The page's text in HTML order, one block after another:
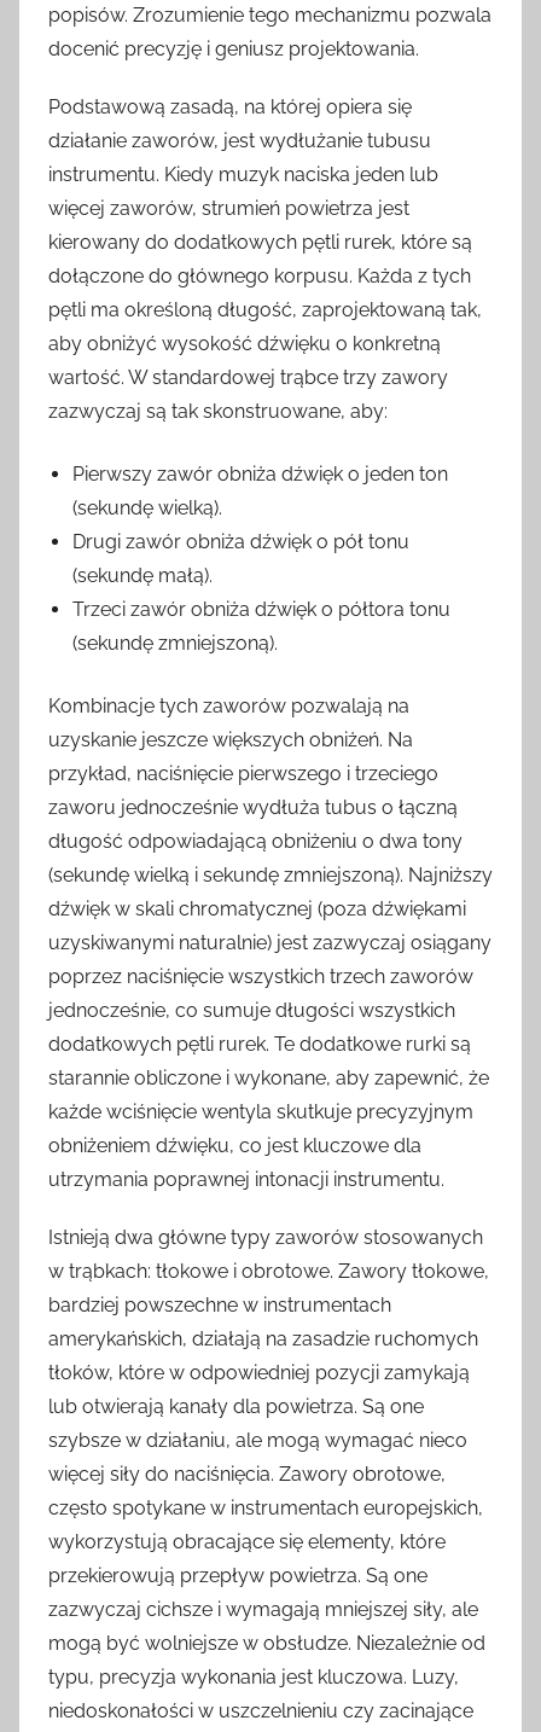
popisów. Zrozumienie tego mechanizmu pozwala
docenić precyzję i geniusz projektowania.
Podstawową zasadą, na której opiera się
działanie zaworów, jest wydłużanie tubusu
instrumentu. Kiedy muzyk naciska jeden lub
więcej zaworów, strumień powietrza jest
kierowany do dodatkowych pętli rurek, które są
dołączone do głównego korpusu. Każda z tych
pętli ma określoną długość, zaprojektowaną tak,
aby obniżyć wysokość dźwięku o konkretną
wartość. W standardowej trąbce trzy zawory
zazwyczaj są tak skonstruowane, aby:
Pierwszy zawór obniża dźwięk o jeden ton
(sekundę wielką).
Drugi zawór obniża dźwięk o pół tonu
(sekundę małą).
Trzeci zawór obniża dźwięk o półtora tonu
(sekundę zmniejszoną).
Kombinacje tych zaworów pozwalają na
uzyskanie jeszcze większych obniżeń. Na
przykład, naciśnięcie pierwszego i trzeciego
zaworu jednocześnie wydłuża tubus o łączną
długość odpowiadającą obniżeniu o dwa tony
(sekundę wielką i sekundę zmniejszoną). Najniższy
dźwięk w skali chromatycznej (poza dźwiękami
uzyskiwanymi naturalnie) jest zazwyczaj osiągany
poprzez naciśnięcie wszystkich trzech zaworów
jednocześnie, co sumuje długości wszystkich
dodatkowych pętli rurek. Te dodatkowe rurki są
starannie obliczone i wykonane, aby zapewnić, że
każde wciśnięcie wentyla skutkuje precyzyjnym
obniżeniem dźwięku, co jest kluczowe dla
utrzymania poprawnej intonacji instrumentu.
Istnieją dwa główne typy zaworów stosowanych
w trąbkach: tłokowe i obrotowe. Zawory tłokowe,
bardziej powszechne w instrumentach
amerykańskich, działają na zasadzie ruchomych
tłoków, które w odpowiedniej pozycji zamykają
lub otwierają kanały dla powietrza. Są one
szybsze w działaniu, ale mogą wymagać nieco
więcej siły do naciśnięcia. Zawory obrotowe,
często spotykane w instrumentach europejskich,
wykorzystują obracające się elementy, które
przekierowują przepływ powietrza. Są one
zazwyczaj cichsze i wymagają mniejszej siły, ale
mogą być wolniejsze w obsłudze. Niezależnie od
typu, precyzja wykonania jest kluczowa. Luzy,
niedoskonałości w uszczelnieniu czy zacinające